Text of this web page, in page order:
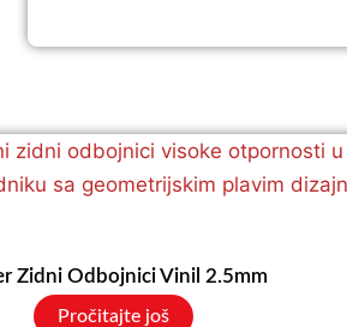
Zidni Odbojnici Vinil 2.5mm
Pročitajte još